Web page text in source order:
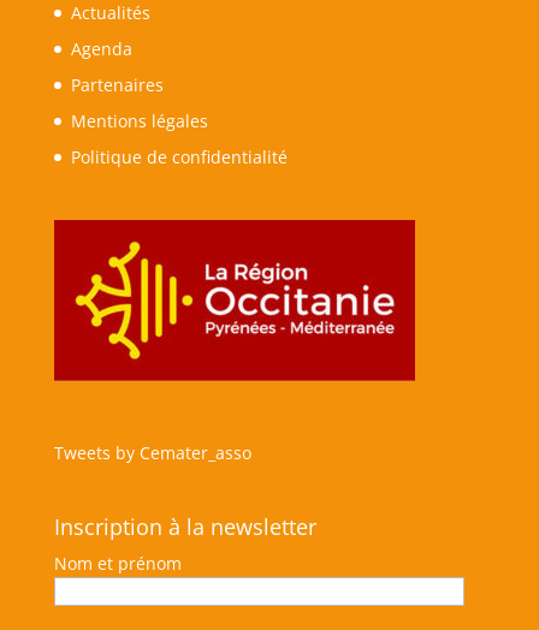
Actualités
Agenda
Partenaires
Mentions légales
Politique de confidentialité
Tweets by Cemater_asso
Inscription à la newsletter
Nom et prénom